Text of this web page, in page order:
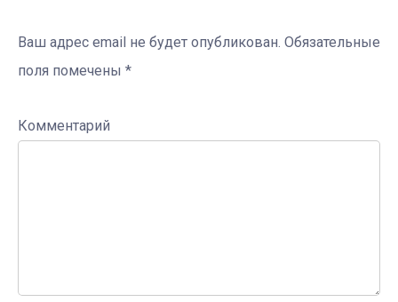
Ваш адрес email не будет опубликован. Обязательные
поля помечены *
Комментарий